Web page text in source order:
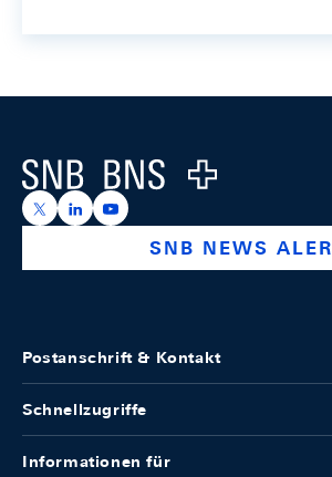
Logo
https://x.com/snb_bns
https://ch.linkedin.com/
https://www.youtube.com/
SNB NEWS
Postanschrift & Kontakt
Schnellzugriffe
Informationen für